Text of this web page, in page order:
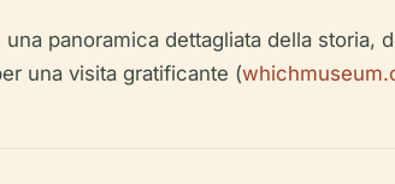
panoramica dettagliata della
una visita gratificante (